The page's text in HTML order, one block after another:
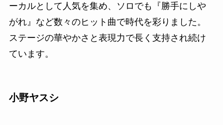
ーカルとして人気を集め、ソロでも『勝手にしや
がれ』など数々のヒット曲で時代を彩りました。
ステージの華やかさと表現力で長く支持され続け
ています。
小野ヤスシ